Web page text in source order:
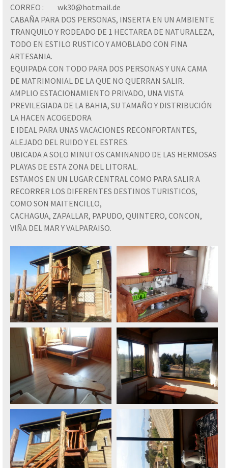
CORREO : wk30@hotmail.de
CABAÑA PARA DOS PERSONAS, INSERTA EN UN AMBIENTE
TRANQUILO Y RODEADO DE 1 HECTAREA DE NATURALEZA,
TODO EN ESTILO RUSTICO Y AMOBLADO CON FINA
ARTESANIA.
EQUIPADA CON TODO PARA DOS PERSONAS Y UNA CAMA
DE MATRIMONIAL DE LA QUE NO QUERRAN SALIR.
AMPLIO ESTACIONAMIENTO PRIVADO, UNA VISTA
PREVILEGIADA DE LA BAHIA, SU TAMAÑO Y DISTRIBUCIÓN
LA HACEN ACOGEDORA
E IDEAL PARA UNAS VACACIONES RECONFORTANTES,
ALEJADO DEL RUIDO Y EL ESTRES.
UBICADA A SOLO MINUTOS CAMINANDO DE LAS HERMOSAS
PLAYAS DE ESTA ZONA DEL LITORAL.
ESTAMOS EN UN LUGAR CENTRAL COMO PARA SALIR A
RECORRER LOS DIFERENTES DESTINOS TURISTICOS,
COMO SON MAITENCILLO,
CACHAGUA, ZAPALLAR, PAPUDO, QUINTERO, CONCON,
VIÑA DEL MAR Y VALPARAISO.